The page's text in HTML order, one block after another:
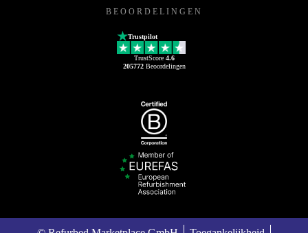
BEOORDELINGEN
Trustpilot
TrustScore 4.6
205772Beoordelingen